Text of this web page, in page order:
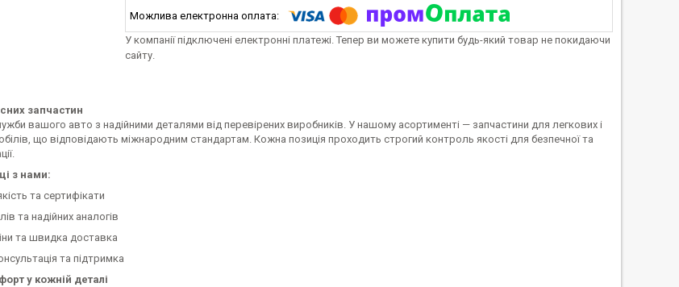
У компанії підключені електронні платежі. Тепер ви можете купити будь-який товар не покидаючи
сайту.
запчастин
вашого авто з надійними деталями від перевірених виробників. У нашому асортименті — запчастини для легкових і
що відповідають міжнародним стандартам. Кожна позиція проходить строгий контроль якості для безпечної та
з нами:
та сертифікати
та надійних аналогів
та швидка доставка
та підтримка
у кожній деталі